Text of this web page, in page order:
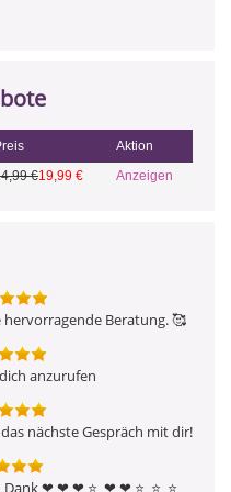
Aktion
€19,99 € Anzeigen
Beratung. 🥰
anzurufen
nächste Gespräch mit dir!
❤ ️❤ ️❤ ️⭐  ❤ ️❤ ️⭐  ⭐  ⭐